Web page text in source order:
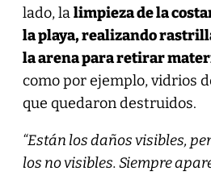
lado, lalimpieza de la
la playa, realizando
la arena para retirar
como por ejemplo, vidrios
que quedaron destruidos.
“Están los daños visibles,
los no visibles. Siempre